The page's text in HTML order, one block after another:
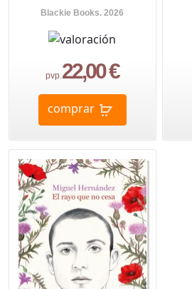
Blackie Books. 2026
pvp. 22,00 €
comprar